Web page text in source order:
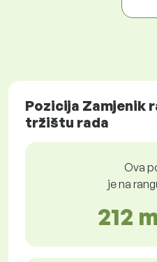
Pozicija Zamjenik
tržištu rada
Ova
je na
212